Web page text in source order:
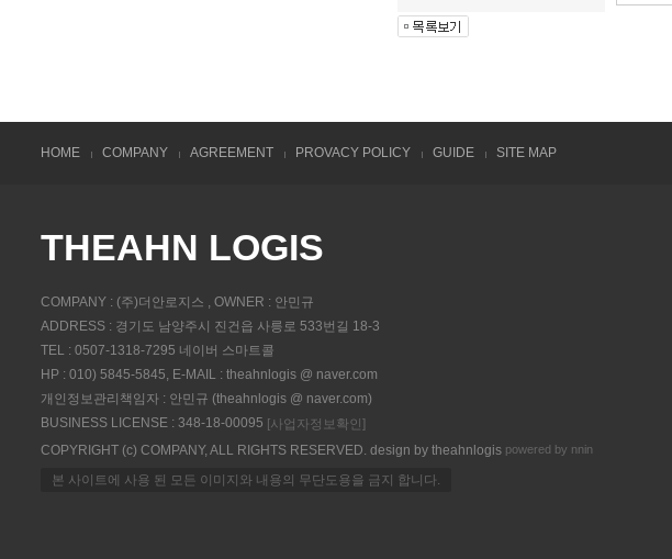
HOME COMPANY AGREEMENT PROVACY POLICY GUIDE SITE MAP
THEAHN LOGIS
COMPANY : (주)더안로지스 , OWNER : 안민규
ADDRESS : 경기도 남양주시 진건읍 사릉로 533번길 18-3
TEL : 0507-1318-7295 네이버 스마트콜
HP : 010) 5845-5845, E-MAIL : theahnlogis @ naver.com
개인정보관리책임자 : 안민규 (theahnlogis @ naver.com)
BUSINESS LICENSE : 348-18-00095 [사업자정보확인]
COPYRIGHT (c) COMPANY, ALL RIGHTS RESERVED. design by theahnlogis powered by nnin
본 사이트에 사용 된 모든 이미지와 내용의 무단도용을 금지 합니다.